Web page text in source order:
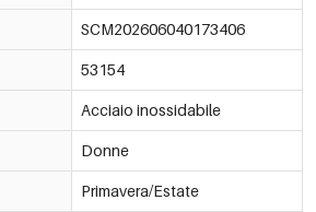
SCM202606040173406
53154
Acciaio inossidabile
Donne
Primavera/Estate